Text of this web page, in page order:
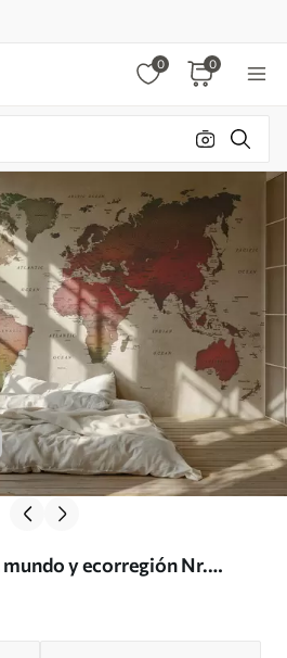
0 0
y ecorregión Nr.